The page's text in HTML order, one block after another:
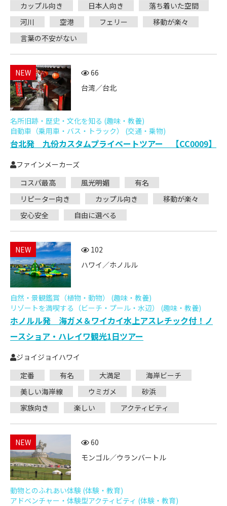
カップル向き
日本人向き
落ち着いた空間
河川
空港 フェリー
移動が楽々
言葉の不安がない
NEW
66
台湾／台北
名所旧跡・歴史・文化を知る (趣味・教養)
自動車（乗用車・バス・トラック） (交通・乗物)
台北発 九份カスタムプライベートツアー 【CC0009】
ファインメーカーズ
コスパ最高
風光明媚
有名
リピーター向き
カップル向き
移動が楽々
安心安全
自由に選べる
NEW
102
ハワイ／ホノルル
自然・景観鑑賞（植物・動物） (趣味・教養)
リゾートを満喫する（ビーチ・プール・水辺） (趣味・教養)
ホノルル発 海ガメ＆ワイカイ水上アスレチック付！ノ
ースショア・ハレイワ観光1日ツアー
ジョイジョイハワイ
定番
有名 大満足
海岸ビーチ
美しい海岸線
ウミガメ
砂浜
家族向き
楽しい アクティビティ
NEW
60
モンゴル／ウランバートル
動物とのふれあい体験 (体験・教育)
アドベンチャー・体験型アクティビティ (体験・教育)